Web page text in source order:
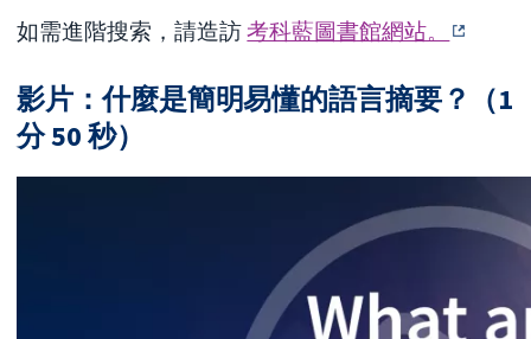
如需進階搜索，請造訪考科藍圖書館網站。
影片：什麼是簡明易懂的語言摘要？（1
分 50 秒）